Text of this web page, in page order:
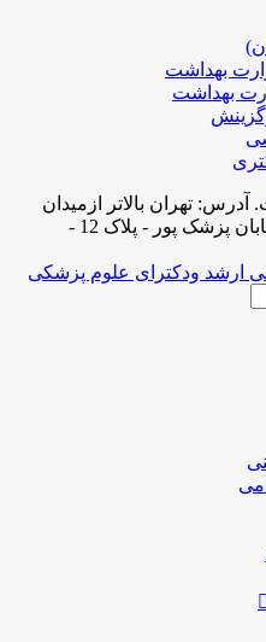
بهداشت
بهداشت
آدرس:‌ تهران بالاتر ازمیدان
ولیعصر -بعد از تقاطع زرتشت - خیابان پزشک پور - پلاک 12 -